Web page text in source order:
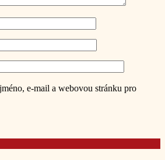
e-mail a webovou stránku pro